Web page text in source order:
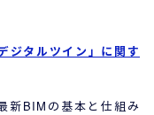
ジタルツイン」に関す
新BIMの基本と仕組み